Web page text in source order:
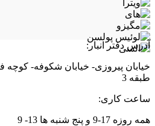
آدرس دفتر انبار:
طبقه 3
ساعت کاری:
همه روزه 17-9 و پنج شنبه ها 13- 9